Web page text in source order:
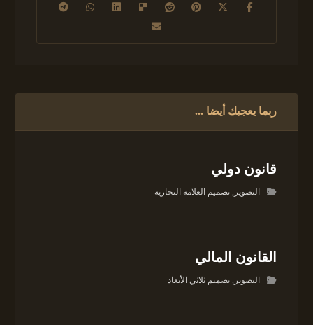
ربما يعجبك أيضا ...
قانون دولي
التصوير ,تصميم العلامة التجارية
القانون المالي
التصوير ,تصميم ثلاثي الأبعاد